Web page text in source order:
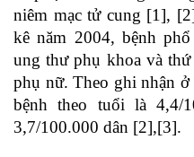
niêm mạc tử cung [1],
kê năm 2004, bệnh
ung thư phụ khoa và
phụ nữ. Theo ghi nhận
bệnh theo tuổi là 4,4/
3,7/100.000 dân [2],[3].